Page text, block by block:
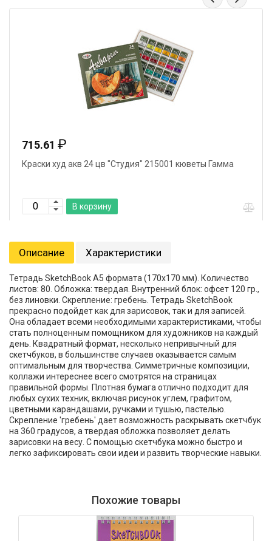
715.61 ₽
Краски худ акв 24 цв "Студия" 215001 кюветы Гамма
В корзину
Описание Характеристики
Тетрадь SketchBook А5 формата (170х170 мм). Количество
листов: 80. Обложка: твердая. Внутренний блок: офсет 120 гр.,
без линовки. Скрепление: гребень. Тетрадь SketchBook
прекрасно подойдет как для зарисовок, так и для записей.
Она обладает всеми необходимыми характеристиками, чтобы
стать полноценным помощником для художников на каждый
день. Квадратный формат, несколько непривычный для
скетчбуков, в большинстве случаев оказывается самым
оптимальным для творчества. Симметричные композиции,
коллажи интереснее всего смотрятся на страницах
правильной формы. Плотная бумага отлично подходит для
любых сухих техник, включая рисунок углем, графитом,
цветными карандашами, ручками и тушью, пастелью.
Скрепление 'гребень' дает возможность раскрывать скетчбук
на 360 градусов, а твердая обложка позволяет делать
зарисовки на весу. С помощью скетчбука можно быстро и
легко зафиксировать свои идеи и развить творческие навыки.
Похожие товары